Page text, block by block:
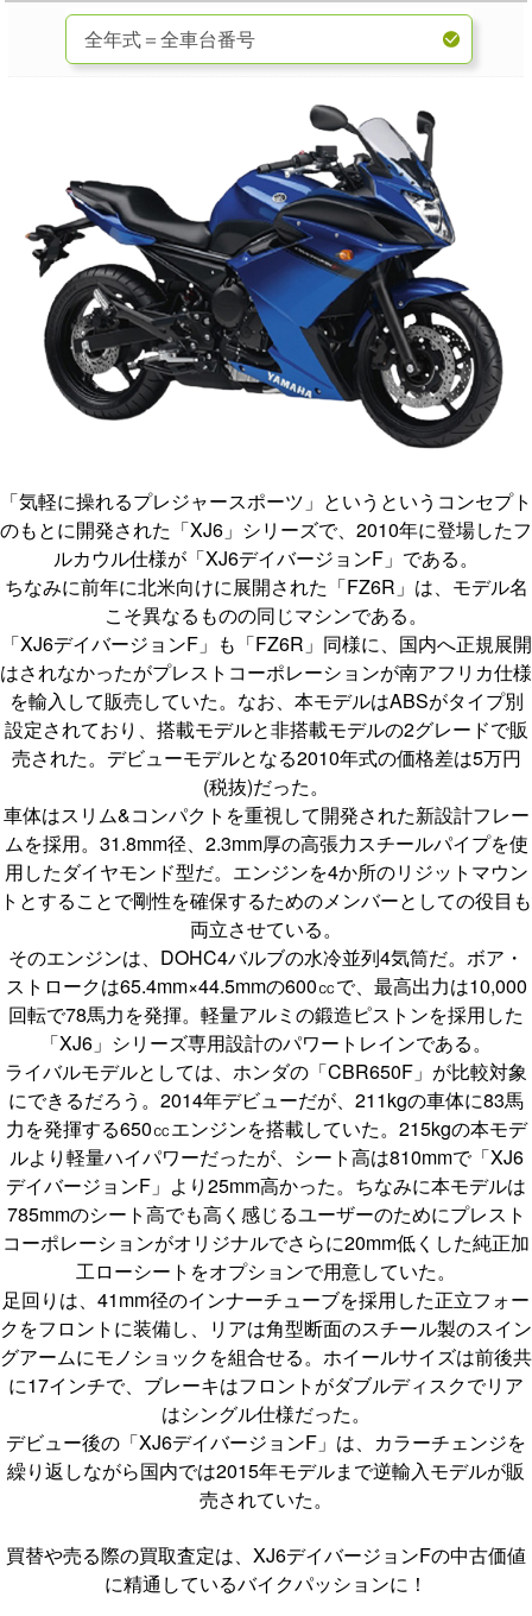
「気軽に操れるプレジャースポーツ」というというコンセプト
のもとに開発された「XJ6」シリーズで、2010年に登場したフ
ルカウル仕様が「XJ6デイバージョンF」である。
ちなみに前年に北米向けに展開された「FZ6R」は、モデル名
こそ異なるものの同じマシンである。
「XJ6デイバージョンF」も「FZ6R」同様に、国内へ正規展開
はされなかったがプレストコーポレーションが南アフリカ仕様
を輸入して販売していた。なお、本モデルはABSがタイプ別
設定されており、搭載モデルと非搭載モデルの2グレードで販
売された。デビューモデルとなる2010年式の価格差は5万円
(税抜)だった。
車体はスリム&コンパクトを重視して開発された新設計フレー
ムを採用。31.8mm径、2.3mm厚の高張力スチールパイプを使
用したダイヤモンド型だ。エンジンを4か所のリジットマウン
トとすることで剛性を確保するためのメンバーとしての役目も
両立させている。
そのエンジンは、DOHC4バルブの水冷並列4気筒だ。ボア・
ストロークは65.4mm×44.5mmの600㏄で、最高出力は10,000
回転で78馬力を発揮。軽量アルミの鍛造ピストンを採用した
「XJ6」シリーズ専用設計のパワートレインである。
ライバルモデルとしては、ホンダの「CBR650F」が比較対象
にできるだろう。2014年デビューだが、211kgの車体に83馬
力を発揮する650㏄エンジンを搭載していた。215kgの本モデ
ルより軽量ハイパワーだったが、シート高は810mmで「XJ6
デイバージョンF」より25mm高かった。ちなみに本モデルは
785mmのシート高でも高く感じるユーザーのためにプレスト
コーポレーションがオリジナルでさらに20mm低くした純正加
工ローシートをオプションで用意していた。
足回りは、41mm径のインナーチューブを採用した正立フォー
クをフロントに装備し、リアは角型断面のスチール製のスイン
グアームにモノショックを組合せる。ホイールサイズは前後共
に17インチで、ブレーキはフロントがダブルディスクでリア
はシングル仕様だった。
デビュー後の「XJ6デイバージョンF」は、カラーチェンジを
繰り返しながら国内では2015年モデルまで逆輸入モデルが販
売されていた。
買替や売る際の買取査定は、XJ6デイバージョンFの中古価値
に精通しているバイクパッションに！